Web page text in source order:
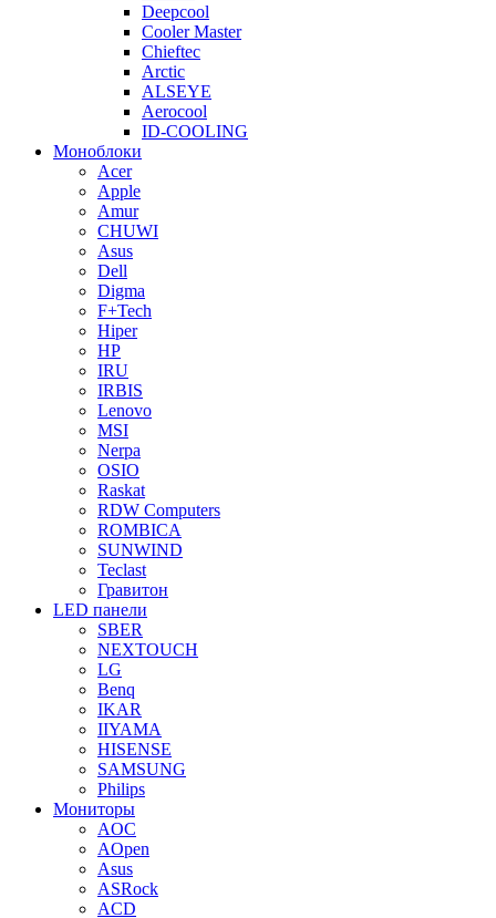
Deepcool
Cooler Master
Chieftec
Arctic
ALSEYE
Aerocool
ID-COOLING
Моноблоки
Acer
Apple
Amur
CHUWI
Asus
Dell
Digma
F+Tech
Hiper
HP
IRU
IRBIS
Lenovo
MSI
Nerpa
OSIO
Raskat
RDW Computers
ROMBICA
SUNWIND
Teclast
Гравитон
LED панели
SBER
NEXTOUCH
LG
Benq
IKAR
IIYAMA
HISENSE
SAMSUNG
Philips
Мониторы
AOC
AOpen
Asus
ASRock
ACD